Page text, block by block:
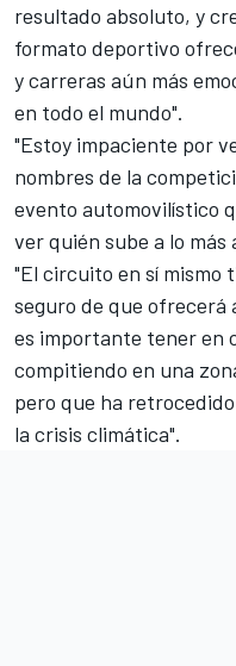
resultado absoluto, y
formato deportivo
y carreras aún más
en todo el mundo".
"Estoy impaciente por
nombres de la
evento automovilístico
ver quién sube a lo más
"El circuito en sí mismo
seguro de que ofrecerá
es importante tener en
compitiendo en una
pero que ha
la crisis climática".